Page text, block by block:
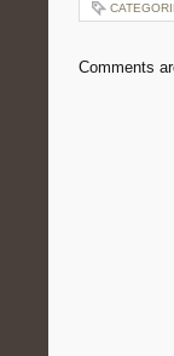
Comments